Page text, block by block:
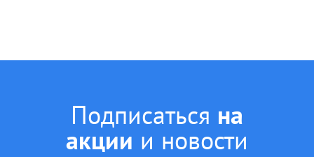
Подписаться на
акции и новости